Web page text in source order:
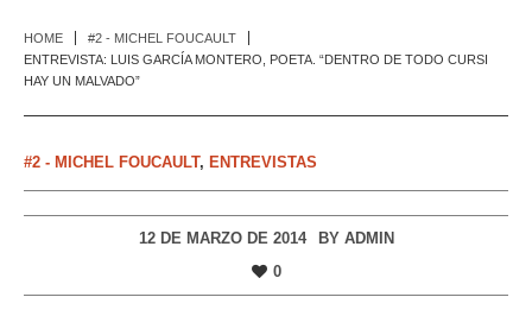
HOME
#2 - MICHEL FOUCAULT
ENTREVISTA: LUIS GARCÍA MONTERO, POETA. “DENTRO DE TODO CURSI
HAY UN MALVADO”
#2 - MICHEL FOUCAULT, ENTREVISTAS
12 DE MARZO DE 2014 BY ADMIN
0